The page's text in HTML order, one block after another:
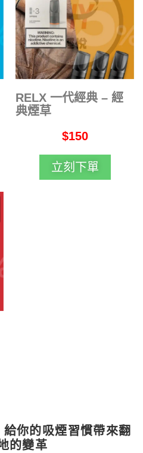
RELX 一代經典 – 經
典煙草
$150
立刻下單
你的吸煙習慣帶來翻
的變革